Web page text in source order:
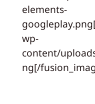
elements-
wp-
content/
ng[/